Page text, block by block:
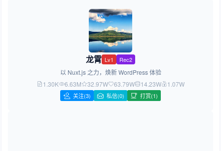
龙霄 Lv1 Rec2
以 Nuxt.js 之力，焕新 WordPress 体验
1.30K
6.63M 32.97W 63.79W 14.23W 1.07W
关注(3) 私信(0) 打赏(1)